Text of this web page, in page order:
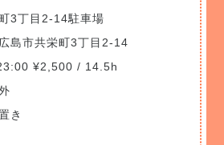
3丁目2-14駐車場
島市共栄町3丁目2-14
¥2,500 / 14.5h
き